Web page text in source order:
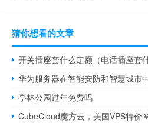
猜你想看的文章
开关插座套什么定额（电话插座套
华为服务器在智能安防和智慧城市
亭林公园过年免费吗